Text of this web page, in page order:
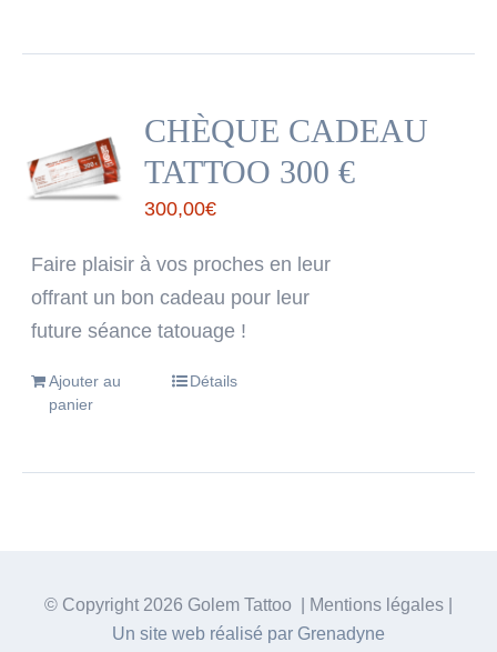
CHÈQUE CADEAU
TATTOO 300 €
300,00€
Faire plaisir à vos proches en leur
offrant un bon cadeau pour leur
future séance tatouage !
Ajouter au
panier
Détails
© Copyright 2026 Golem Tattoo | Mentions légales |
Un site web réalisé par Grenadyne